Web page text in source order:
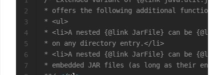
* offers the following additional
* <ul>
* <li>A nested {@link JarFile} can be {@link
* on any directory entry.</li>
* <li>A nested {@link JarFile} can be
* embedded JAR files (as long as their
2
3
4
5
6
7